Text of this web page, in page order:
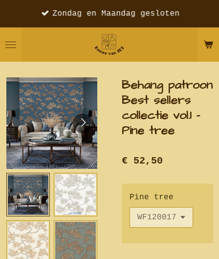
de
Zondag en Maandag gesloten
Behang patroon
Best sellers
collectie vol.1 -
Pine tree
€ 52,50
Pine tree